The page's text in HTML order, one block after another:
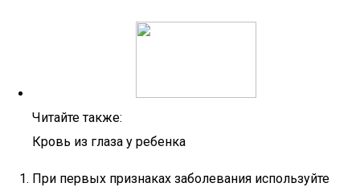
Читайте также:
Кровь из глаза у ребенка
При первых признаках заболевания используйте